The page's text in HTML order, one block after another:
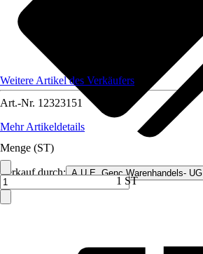
Verkauf durch: A.U.E. Genc Warenhandels- UG
Weitere Artikel des Verkäufers
Art.-Nr. 12323151
Mehr Artikeldetails
Menge (ST)
1 ST